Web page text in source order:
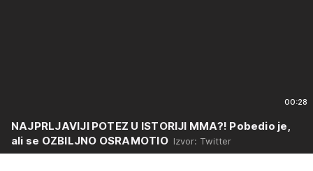
00:28
NAJPRLJAVIJI POTEZ U ISTORIJI MMA?! Pobedio je,
ali se OZBILJNO OSRAMOTIOIzvor: Twitter